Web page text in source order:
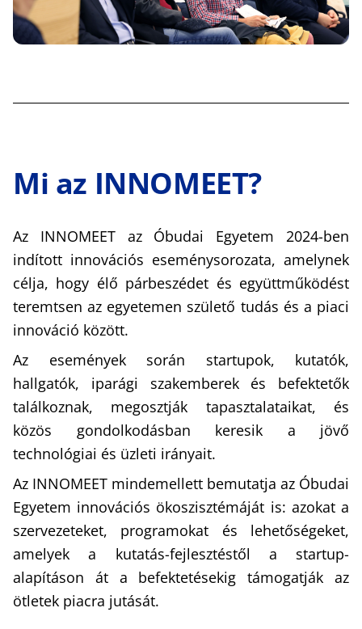
Mi az INNOMEET?
Az INNOMEET az Óbudai Egyetem 2024-ben
indított innovációs eseménysorozata, amelynek
célja, hogy élő párbeszédet és együttműködést
teremtsen az egyetemen születő tudás és a piaci
innováció között.
Az események során startupok, kutatók,
hallgatók, iparági szakemberek és befektetők
találkoznak, megosztják tapasztalataikat, és
közös gondolkodásban keresik a jövő
technológiai és üzleti irányait.
Az INNOMEET mindemellett bemutatja az Óbudai
Egyetem innovációs ökoszisztémáját is: azokat a
szervezeteket, programokat és lehetőségeket,
amelyek a kutatás-fejlesztéstől a startup-
alapításon át a befektetésekig támogatják az
ötletek piacra jutását.